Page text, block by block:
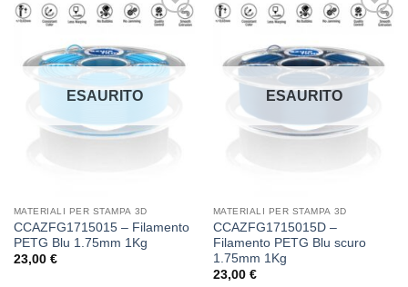
Aggiungi
dei
desideri
ESAURITO
MATERIALI PER STAMPA 3D
CCAZFG1715015 – Filamento
PETG Blu 1.75mm 1Kg
23,00 €
Aggiungi
dei
desideri
ESAURITO
MATERIALI PER STAMPA 3D
CCAZFG1715015D –
Filamento PETG Blu scuro
1.75mm 1Kg
23,00 €